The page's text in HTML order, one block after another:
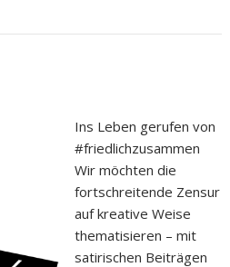
Ins Leben gerufen von
#friedlichzusammen
Wir möchten die
fortschreitende Zensur
auf kreative Weise
thematisieren – mit
satirischen Beiträgen